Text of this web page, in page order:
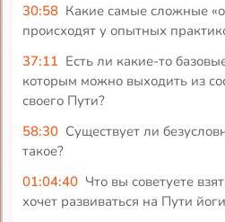
30:58 Какие самые сложные
происходят у опытных
37:11 Есть ли какие-то
которым можно выходить из
своего Пути?
58:30 Существует ли
такое?
01:04:40 Что вы советуете
хочет развиваться на Пути